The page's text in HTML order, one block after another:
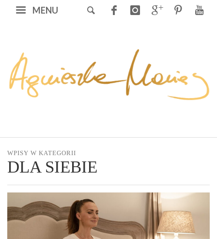
MENU
WPISY W KATEGORII
DLA SIEBIE